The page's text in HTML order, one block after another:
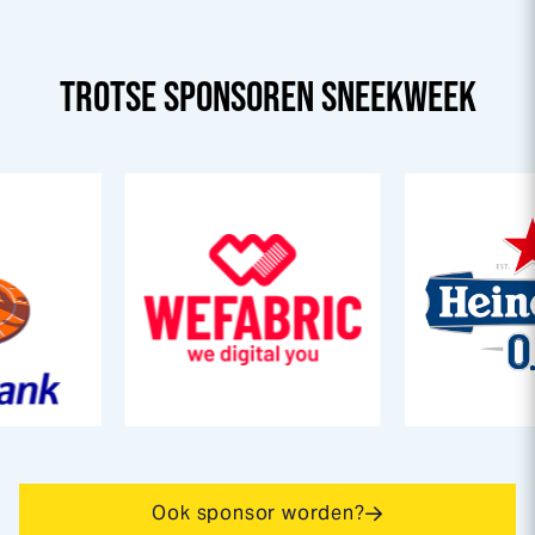
TROTSE SPONSORENSNEEKWEEK
Ook sponsor worden?